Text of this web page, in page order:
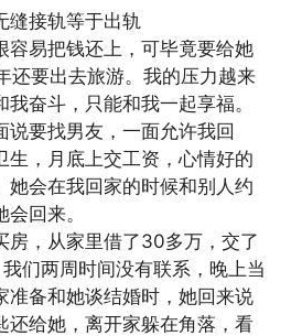
缝接轨等于出轨
容易把钱还上，可毕竟要给她
还要出去旅游。我的压力越来
奋斗，只能和我一起享福。
说要找男友，一面允许我回
生，月底上交工资，心情好的
她会在我回家的时候和别人约
回来。
房，从家里借了30多万，交了
们两周时间没有联系，晚上当
准备和她谈结婚时，她回来说
还给她，离开家躲在角落，看